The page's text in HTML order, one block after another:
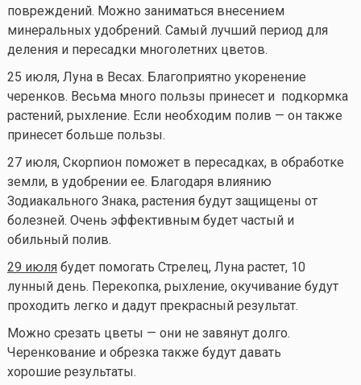
повреждений. Можно заниматься внесением
минеральных удобрений. Самый лучший период для
деления и пересадки многолетних цветов.
25 июля, Луна в Весах. Благоприятно укоренение
черенков. Весьма много пользы принесет и подкормка
растений, рыхление. Если необходим полив — он также
принесет больше пользы.
27 июля, Скорпион поможет в пересадках, в обработке
земли, в удобрении ее. Благодаря влиянию
Зодиакального Знака, растения будут защищены от
болезней. Очень эффективным будет частый и
обильный полив.
29 июлябудет помогать Стрелец, Луна растет, 10
лунный день. Перекопка, рыхление, окучивание будут
проходить легко и дадут прекрасный результат.
Можно срезать цветы — они не завянут долго.
Черенкование и обрезка также будут давать
хорошие результаты.